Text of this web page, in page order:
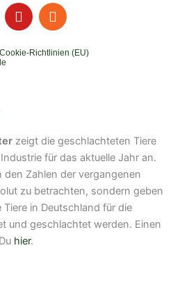
Y
o
t
R
s
Cookie-Richtlinien (EU)
zeigt die geschlachteten Tiere
für das aktuelle Jahr an.
Zahlen der vergangenen
zu betrachten, sondern geben
in Deutschland für die
und geschlachtet werden. Einen
hier.